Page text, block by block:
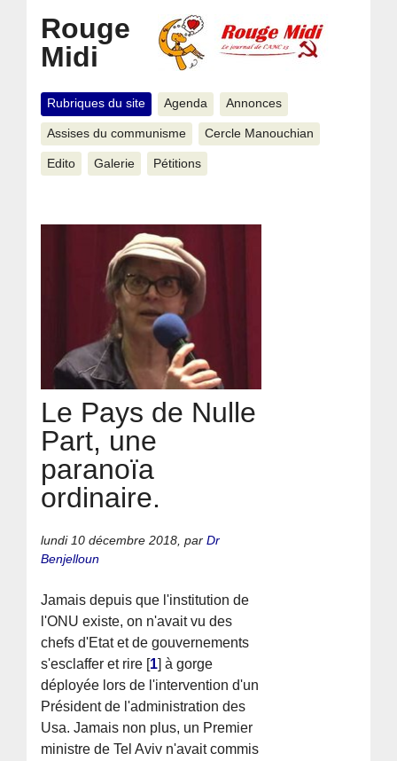
Rouge
Midi
Rubriques du site Agenda Annonces
Assises du communisme Cercle Manouchian
Edito Galerie Pétitions
Le Pays de Nulle
Part, une
paranoïa
ordinaire.
lundi 10 décembre 2018 ,parDr
Benjelloun
Jamais depuis que l'institution de
l'ONU existe, on n'avait vu des
chefs d'Etat et de gouvernements
s'esclaffer et rire [1] à gorge
déployée lors de l'intervention d'un
Président de l'administration des
Usa. Jamais non plus, un Premier
ministre de Tel Aviv n'avait commis